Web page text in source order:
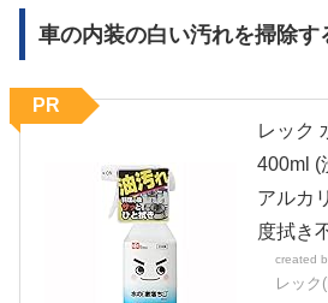
車の内装の白い汚れを掃除す
レック
400ml (
アルカ
度拭き
created
レック
PR